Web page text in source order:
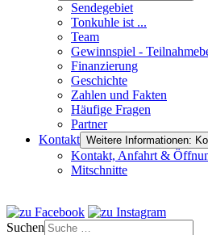
Sendegebiet
Tonkuhle ist ...
Team
Gewinnspiel -
Finanzierung
Geschichte
Zahlen und Fakten
Häufige Fragen
Partner
Kontakt Weitere Informationen:
Kontakt, Anfahrt &
Mitschnitte
Suchen